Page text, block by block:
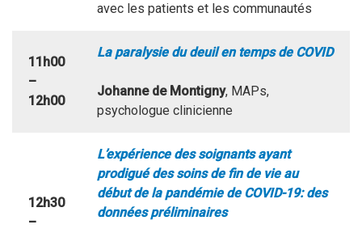
avec les patients et les communautés
11h00
–
12h00
La paralysie du deuil en temps de COVID
Johanne de Montigny, MAPs,
psychologue clinicienne
12h30
–
L’expérience des soignants ayant
prodigué des soins de fin de vie au
début de la pandémie de COVID-19: des
données préliminaires